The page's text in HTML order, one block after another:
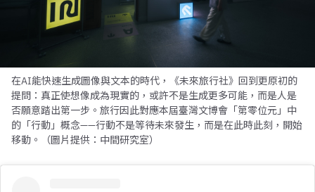
在AI能快速生成圖像與文本的時代，《未來旅行社》回到更原初的
提問：真正使想像成為現實的，或許不是生成更多可能，而是人是
否願意踏出第一步。旅行因此對應本屆臺灣文博會「第零位元」中
的「行動」概念——行動不是等待未來發生，而是在此時此刻，開始
移動。（圖片提供：中間研究室）